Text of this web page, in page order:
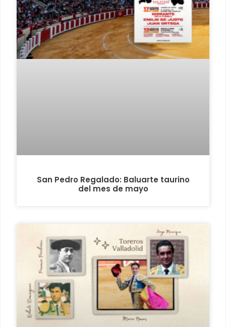
San Pedro Regalado: Baluarte taurino
del mes de mayo